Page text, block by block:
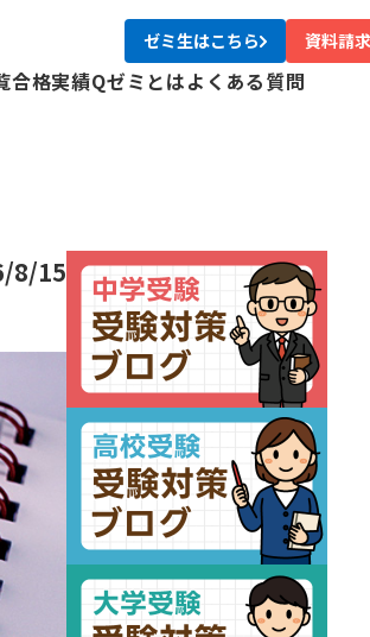
ゼミ生はこちら 資料請
校
中央校
合格実績Qゼミとはよくある質問
8/15